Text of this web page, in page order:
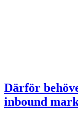
Därför
inbound